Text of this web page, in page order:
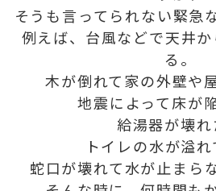
そうも言ってられない緊急
例えば、台風などで天井
る。
木が倒れて家の外壁や
地震によって床が
給湯器が壊れ
トイレの水が溢れ
蛇口が壊れて水が止まら